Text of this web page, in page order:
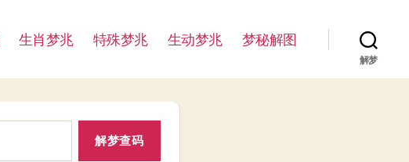
生肖梦兆 特殊梦兆 生动梦兆 梦秘解图
解梦
解梦查码